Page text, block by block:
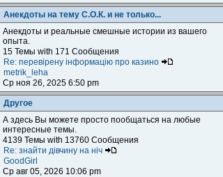
Анекдоты на тему С.О.К. и не только...
Анекдоты и реальные смешные истории из вашего
опыта.
15 Темы with 171 Сообщения
Re: перевірену інформацію про казино
metrik_leha
Ср ноя 26, 2025 6:50 pm
Другое
А здесь Вы можете просто пообщаться на любые
интересные темы.
4139 Темы with 13760 Сообщения
Re: знайти дівчину на ніч
GoodGirl
Ср авг 05, 2026 10:06 pm